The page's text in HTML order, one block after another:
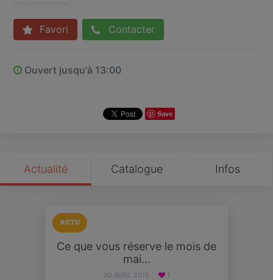
Favori Contacter
Ouvert jusqu'à 13:00
Save
Actualité Catalogue Infos
ACTU
Ce que vous réserve le mois de
mai...
30 AVRIL 2015 1